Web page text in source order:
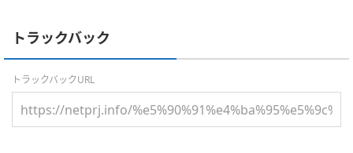
トラックバック
トラックバックURL